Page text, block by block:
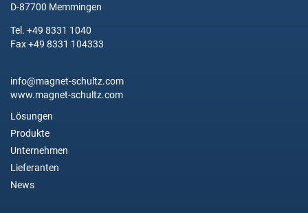
D-87700 Memmingen
Tel. +49 8331 1040
Fax +49 8331 104333
info@magnet-schultz.com
www.magnet-schultz.com
Lösungen
Produkte
Unternehmen
Lieferanten
News